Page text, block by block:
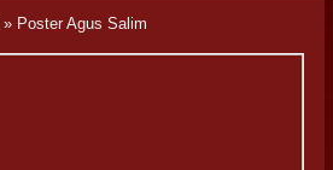
» Poster Agus Salim